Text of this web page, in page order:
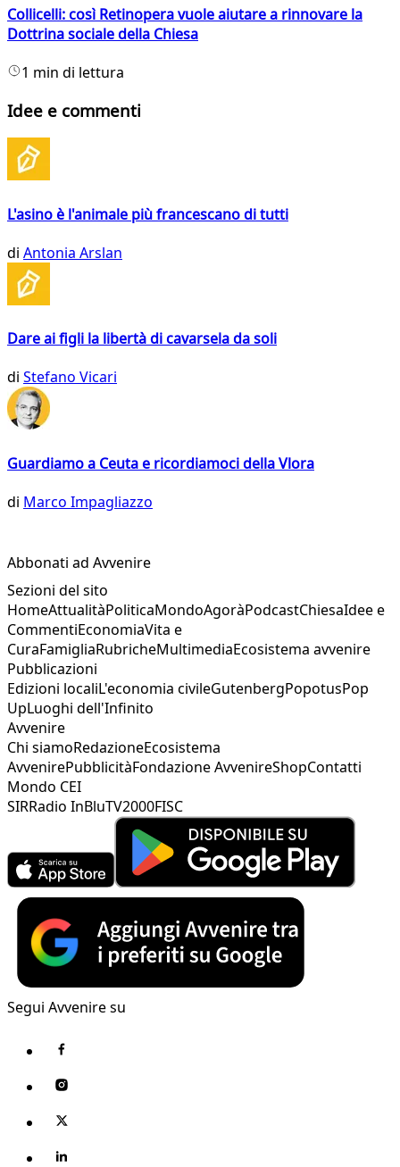
Collicelli: così Retinopera vuole aiutare a rinnovare la
Dottrina sociale della Chiesa
1 min di lettura
Idee e commenti
L'asino è l'animale più francescano di tutti
di Antonia Arslan
Dare ai figli la libertà di cavarsela da soli
di Stefano Vicari
Guardiamo a Ceuta e ricordiamoci della Vlora
di Marco Impagliazzo
Abbonati ad Avvenire
Sezioni del sito
HomeAttualitàPoliticaMondoAgoràPodcastChiesaIdee e
CommentiEconomiaVita e
CuraFamigliaRubricheMultimediaEcosistema avvenire
Pubblicazioni
Edizioni localiL'economia civileGutenbergPopotusPop
UpLuoghi dell'Infinito
Avvenire
Chi siamoRedazioneEcosistema
AvvenirePubblicitàFondazione AvvenireShopContatti
Mondo CEI
SIRRadio InBluTV2000FISC
Segui Avvenire su